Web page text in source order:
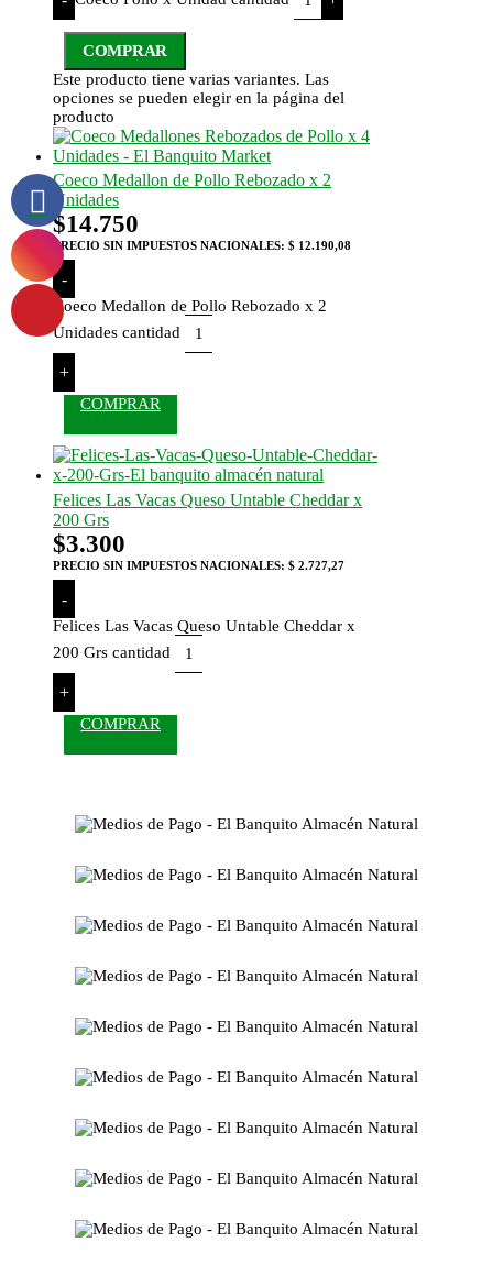
COMPRAR
Este producto tiene varias variantes. Las
opciones se pueden elegir en la página del
producto
Coeco Medallon de Pollo Rebozado x 2
Unidades
$14.750
PRECIO SIN IMPUESTOS NACIONALES: $ 12.190,08
-
Coeco Medallon de Pollo Rebozado x 2
Unidades cantidad
+
COMPRAR
Felices Las Vacas Queso Untable Cheddar x
200 Grs
$3.300
PRECIO SIN IMPUESTOS NACIONALES: $ 2.727,27
-
Felices Las Vacas Queso Untable Cheddar x
200 Grs cantidad
+
COMPRAR